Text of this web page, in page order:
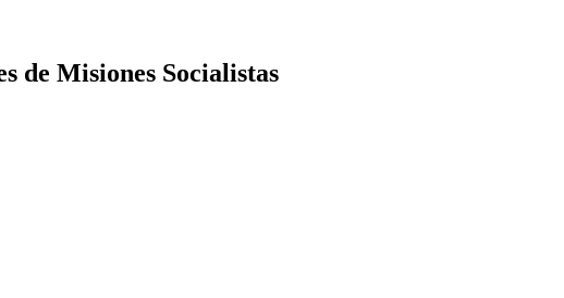
de Misiones Socialistas